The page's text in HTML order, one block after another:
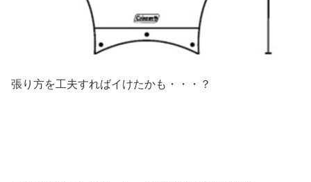
張り方を工夫すればイけたかも・・・？